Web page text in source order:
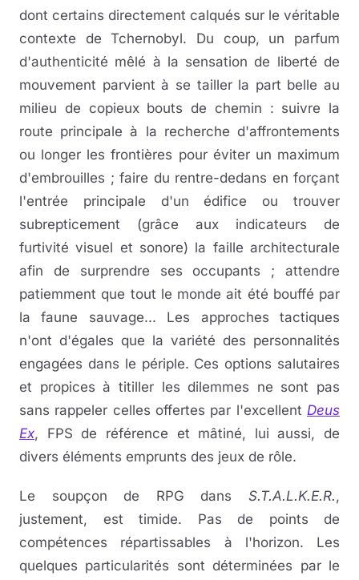
dont certains directement calqués sur le véritable
contexte de Tchernobyl. Du coup, un parfum
d'authenticité mêlé à la sensation de liberté de
mouvement parvient à se tailler la part belle au
milieu de copieux bouts de chemin : suivre la
route principale à la recherche d'affrontements
ou longer les frontières pour éviter un maximum
d'embrouilles ; faire du rentre-dedans en forçant
l'entrée principale d'un édifice ou trouver
subrepticement (grâce aux indicateurs de
furtivité visuel et sonore) la faille architecturale
afin de surprendre ses occupants ; attendre
patiemment que tout le monde ait été bouffé par
la faune sauvage... Les approches tactiques
n'ont d'égales que la variété des personnalités
engagées dans le périple. Ces options salutaires
et propices à titiller les dilemmes ne sont pas
sans rappeler celles offertes par l'excellent Deus
Ex, FPS de référence et mâtiné, lui aussi, de
divers éléments emprunts des jeux de rôle.
Le soupçon de RPG dans S.T.A.L.K.E.R.,
justement, est timide. Pas de points de
compétences répartissables à l'horizon. Les
quelques particularités sont déterminées par le